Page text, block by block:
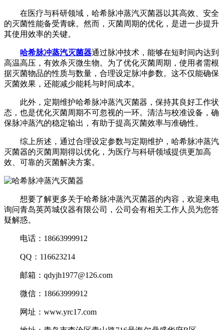
在医疗与科研领域，哈希脉冲蒸汽灭菌器以其高效、安全
的灭菌性能备受青睐。然而，灭菌周期的优化，是进一步提升
其使用效率的关键。
哈希脉冲蒸汽灭菌器通过脉冲技术，能够在短时间内达到
高温高压，有效杀灭微生物。为了优化灭菌周期，使用者需根
据灭菌物品的性质与数量，合理设定脉冲参数。这不仅能确保
灭菌效果，还能减少能耗与时间成本。
此外，定期维护哈希脉冲蒸汽灭菌器，保持其良好工作状
态，也是优化灭菌周期不可忽视的一环。清洁与校准设备，确
保脉冲蒸汽的稳定输出，有助于提高灭菌效率与准确性。
综上所述，通过合理设定参数与定期维护，哈希脉冲蒸汽
灭菌器的灭菌周期得以优化，为医疗与科研领域提供更加高
效、可靠的灭菌解决方案。
想要了解更多关于哈希脉冲蒸汽灭菌器的内容，欢迎来电
询问青岛英芮城仪器有限公司，公司会有相关工作人员为您答
疑解惑。
电话：18663999912
QQ：116623214
邮箱：qdyjh1977@126.com
微信：18663999912
网址：www.yrc17.com